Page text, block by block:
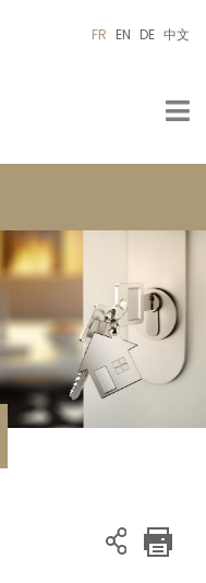
FR EN DE 中文